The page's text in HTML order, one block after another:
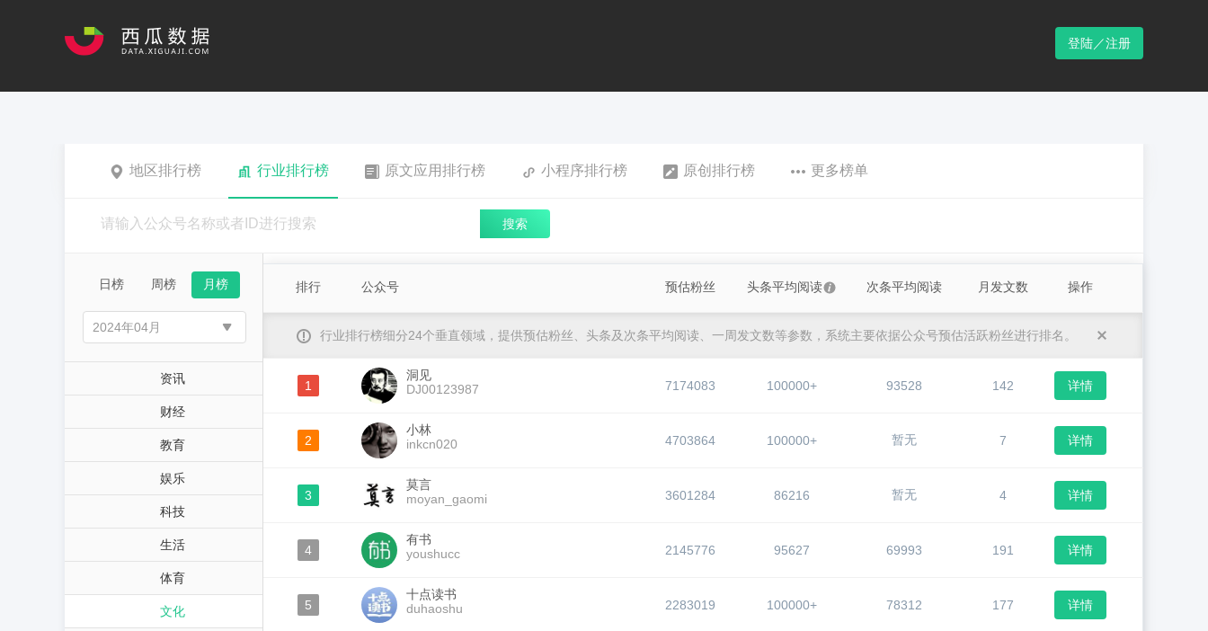
登陆／注册
地区排行榜 行业排行榜 原文应用排行榜 小程序排行榜 原创排行榜 更多榜单
搜索
日榜 周榜 月榜
资讯
财经
教育
娱乐
科技
生活
体育
文化
排行 公众号 预估粉丝 头条平均阅读 次条平均阅读 月发文数 操作
行业排行榜细分24个垂直领域，提供预估粉丝、头条及次条平均阅读、一周发文数等参数，系统主要依据公众号预估活跃粉丝进行排名。
1
洞见
DJ00123987
7174083 100000+ 93528 142 详情
2
小林
inkcn020
4703864 100000+ 暂无 7 详情
3
莫言
moyan_gaomi
3601284 86216 暂无 4 详情
4
有书
youshucc
2145776 95627 69993 191 详情
5
十点读书
duhaoshu
2283019 100000+ 78312 177 详情